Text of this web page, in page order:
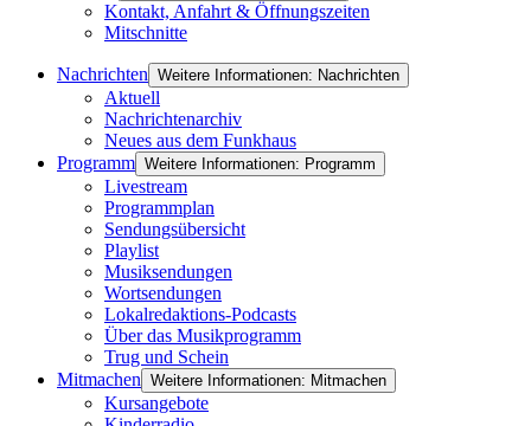
Kontakt, Anfahrt & Öffnungszeiten
Mitschnitte
Nachrichten Weitere Informationen: Nachrichten
Aktuell
Nachrichtenarchiv
Neues aus dem Funkhaus
Programm Weitere Informationen: Programm
Livestream
Programmplan
Sendungsübersicht
Playlist
Musiksendungen
Wortsendungen
Lokalredaktions-Podcasts
Über das Musikprogramm
Trug und Schein
Mitmachen Weitere Informationen: Mitmachen
Kursangebote